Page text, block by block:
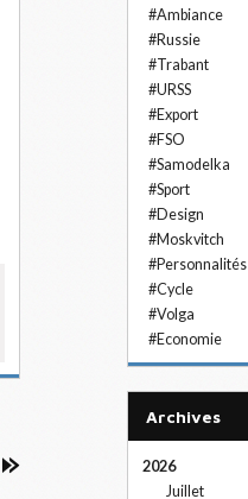
#Ambiance
#Russie
#Trabant
#URSS
#Export
#FSO
#Samodelka
#Sport
#Design
#Moskvitch
#Personnalités
#Cycle
#Volga
#Economie
Archives
2026
Juillet